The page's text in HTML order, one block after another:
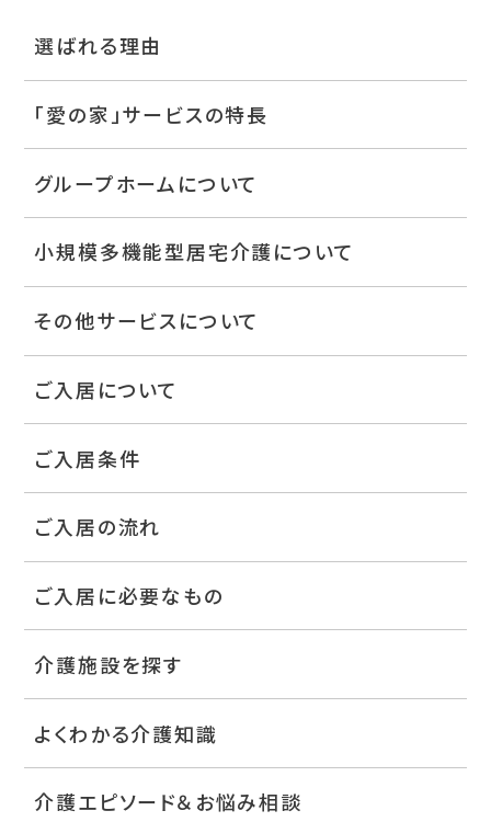
選ばれる理由
「愛の家」サービスの特長
グループホームについて
小規模多機能型居宅介護について
その他サービスについて
ご入居について
ご入居条件
ご入居の流れ
ご入居に必要なもの
介護施設を探す
よくわかる介護知識
介護エピソード＆お悩み相談